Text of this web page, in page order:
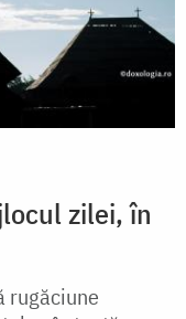
zilei, în
rugăciune